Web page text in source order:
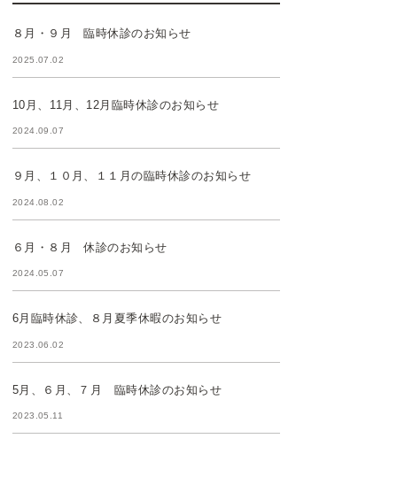
８月・９月 臨時休診のお知らせ
2025.07.02
10月、11月、12月臨時休診のお知らせ
2024.09.07
９月、１０月、１１月の臨時休診のお知らせ
2024.08.02
６月・８月 休診のお知らせ
2024.05.07
6月臨時休診、８月夏季休暇のお知らせ
2023.06.02
5月、６月、７月 臨時休診のお知らせ
2023.05.11